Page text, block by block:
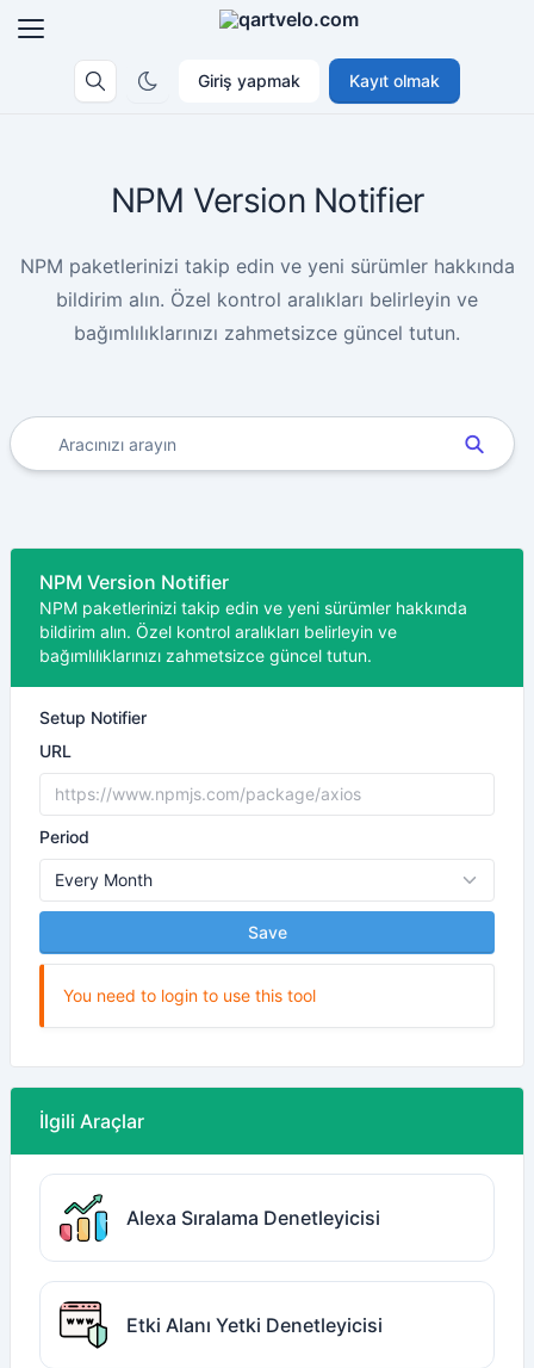
Giriş yapmak Kayıt olmak
NPM Version Notifier
NPM paketlerinizi takip edin ve yeni sürümler hakkında
bildirim alın. Özel kontrol aralıkları belirleyin ve
bağımlılıklarınızı zahmetsizce güncel tutun.
NPM Version Notifier
NPM paketlerinizi takip edin ve yeni sürümler hakkında
bildirim alın. Özel kontrol aralıkları belirleyin ve
bağımlılıklarınızı zahmetsizce güncel tutun.
Setup Notifier
URL
Period
Save
You need to login to use this tool
İlgili Araçlar
Alexa Sıralama Denetleyicisi
Etki Alanı Yetki Denetleyicisi